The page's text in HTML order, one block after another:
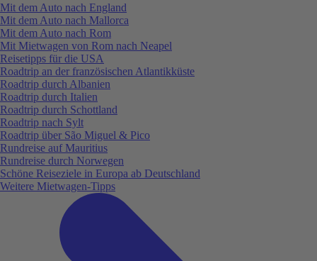
Mit dem Auto nach England
Mit dem Auto nach Mallorca
Mit dem Auto nach Rom
Mit Mietwagen von Rom nach Neapel
Reisetipps für die USA
Roadtrip an der französischen Atlantikküste
Roadtrip durch Albanien
Roadtrip durch Italien
Roadtrip durch Schottland
Roadtrip nach Sylt
Roadtrip über São Miguel & Pico
Rundreise auf Mauritius
Rundreise durch Norwegen
Schöne Reiseziele in Europa ab Deutschland
Weitere Mietwagen-Tipps